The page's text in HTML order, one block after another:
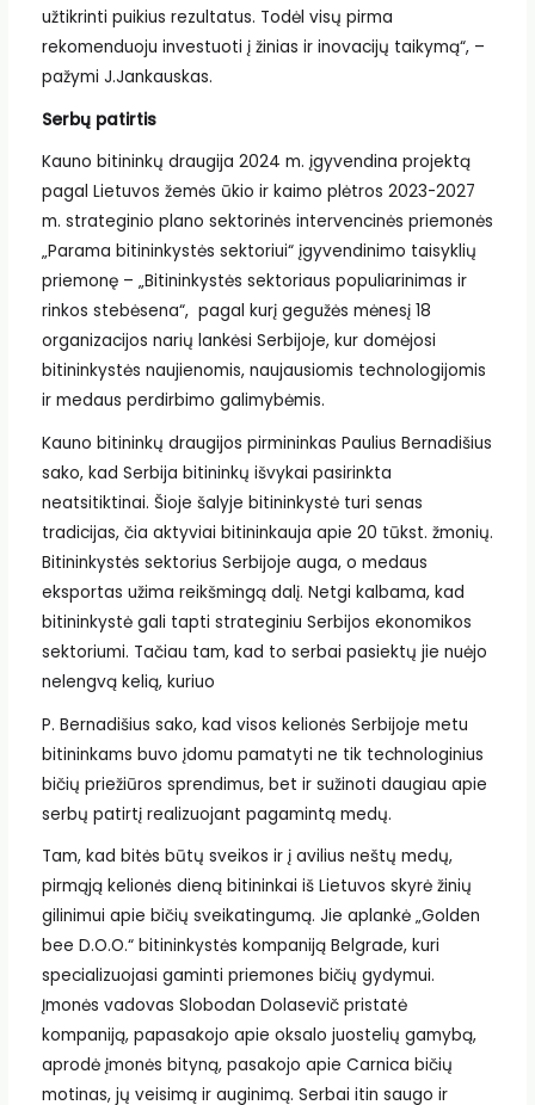
užtikrinti puikius rezultatus. Todėl visų pirma
rekomenduoju investuoti į žinias ir inovacijų taikymą“, –
pažymi J.Jankauskas.
Serbų patirtis
Kauno bitininkų draugija 2024 m. įgyvendina projektą
pagal Lietuvos žemės ūkio ir kaimo plėtros 2023-2027
m. strateginio plano sektorinės intervencinės priemonės
„Parama bitininkystės sektoriui“ įgyvendinimo taisyklių
priemonę – „Bitininkystės sektoriaus populiarinimas ir
rinkos stebėsena“, pagal kurį gegužės mėnesį 18
organizacijos narių lankėsi Serbijoje, kur domėjosi
bitininkystės naujienomis, naujausiomis technologijomis
ir medaus perdirbimo galimybėmis.
Kauno bitininkų draugijos pirmininkas Paulius Bernadišius
sako, kad Serbija bitininkų išvykai pasirinkta
neatsitiktinai. Šioje šalyje bitininkystė turi senas
tradicijas, čia aktyviai bitininkauja apie 20 tūkst. žmonių.
Bitininkystės sektorius Serbijoje auga, o medaus
eksportas užima reikšmingą dalį. Netgi kalbama, kad
bitininkystė gali tapti strateginiu Serbijos ekonomikos
sektoriumi. Tačiau tam, kad to serbai pasiektų jie nuėjo
nelengvą kelią, kuriuo
P. Bernadišius sako, kad visos kelionės Serbijoje metu
bitininkams buvo įdomu pamatyti ne tik technologinius
bičių priežiūros sprendimus, bet ir sužinoti daugiau apie
serbų patirtį realizuojant pagamintą medų.
Tam, kad bitės būtų sveikos ir į avilius neštų medų,
pirmąją kelionės dieną bitininkai iš Lietuvos skyrė žinių
gilinimui apie bičių sveikatingumą. Jie aplankė „Golden
bee D.O.O.“ bitininkystės kompaniją Belgrade, kuri
specializuojasi gaminti priemones bičių gydymui.
Įmonės vadovas Slobodan Dolasevič pristatė
kompaniją, papasakojo apie oksalo juostelių gamybą,
aprodė įmonės bityną, pasakojo apie Carnica bičių
motinas, jų veisimą ir auginimą. Serbai itin saugo ir